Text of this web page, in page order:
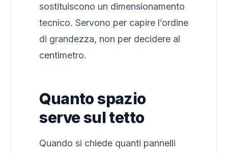
sostituiscono un dimensionamento
tecnico. Servono per capire l’ordine
di grandezza, non per decidere al
centimetro.
Quanto spazio
serve sul tetto
Quando si chiede quanti pannelli